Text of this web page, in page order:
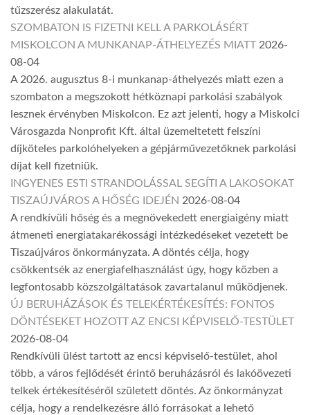
tűzszerész alakulatát.
SZOMBATON IS FIZETNI KELL A PARKOLÁSÉRT
MISKOLCON A MUNKANAP-ÁTHELYEZÉS MIATT 2026-
08-04
A 2026. augusztus 8-i munkanap-áthelyezés miatt ezen a
szombaton a megszokott hétköznapi parkolási szabályok
lesznek érvényben Miskolcon. Ez azt jelenti, hogy a Miskolci
Városgazda Nonprofit Kft. által üzemeltetett felszíni
díjköteles parkolóhelyeken a gépjárművezetőknek parkolási
díjat kell fizetniük.
INGYENES ESTI STRANDOLÁSSAL SEGÍTI A LAKOSOKAT
TISZAÚJVÁROS A HŐSÉG IDEJÉN 2026-08-04
A rendkívüli hőség és a megnövekedett energiaigény miatt
átmeneti energiatakarékossági intézkedéseket vezetett be
Tiszaújváros önkormányzata. A döntés célja, hogy
csökkentsék az energiafelhasználást úgy, hogy közben a
legfontosabb közszolgáltatások zavartalanul működjenek.
ÚJ BERUHÁZÁSOK ÉS TELEKÉRTÉKESÍTÉS: FONTOS
DÖNTÉSEKET HOZOTT AZ ENCSI KÉPVISELŐ-TESTÜLET
2026-08-04
Rendkívüli ülést tartott az encsi képviselő-testület, ahol
több, a város fejlődését érintő beruházásról és lakóövezeti
telkek értékesítéséről született döntés. Az önkormányzat
célja, hogy a rendelkezésre álló forrásokat a lehető